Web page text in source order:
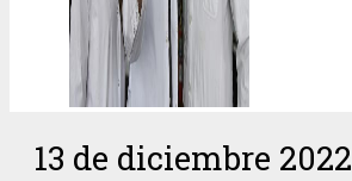
13 de diciembre 2022